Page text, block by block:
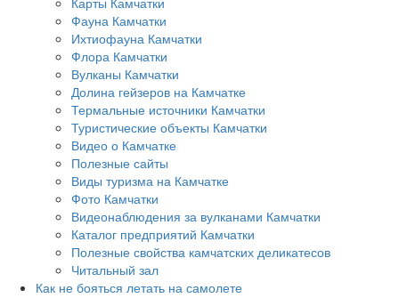
Фауна Камчатки
Ихтиофауна Камчатки
Флора Камчатки
Вулканы Камчатки
Долина гейзеров на Камчатке
Термальные источники Камчатки
Туристические объекты Камчатки
Видео о Камчатке
Полезные сайты
Виды туризма на Камчатке
Фото Камчатки
Видеонаблюдения за вулканами Камчатки
Каталог предприятий Камчатки
Полезные свойства камчатских деликатесов
Читальный зал
Как не бояться летать на самолете